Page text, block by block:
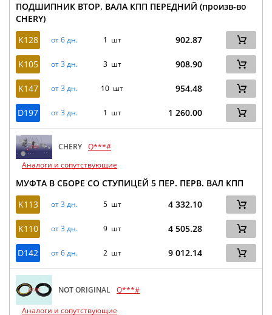
ПОДШИПНИК ВТОР. ВАЛА КПП ПЕРЕДНИЙ (произв-во
CHERY)
K128
от 6 дн. 1 шт 902.87
K105 от 3 дн. 3 шт 908.90
K147 от 3 дн. 10 шт 954.48
D197 от 3 дн. 1 шт 1 260.00
CHERY Q***#
Аналоги и сопутствующие
МУФТА В СБОРЕ СО СТУПИЦЕЙ 5 ПЕР. ПЕРВ. ВАЛ КПП
K113
от 3 дн. 5 шт 4 332.10
K110 от 3 дн. 9 шт 4 505.28
D142 от 6 дн. 2 шт 9 012.14
NOT ORIGINAL Q***#
Аналоги и сопутствующие